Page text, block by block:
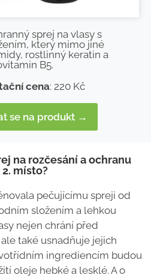
sprej na vlasy s
který mimo jiné
rostlinný keratin a
B5.
cena: 220 Kč
se na produkt →
na rozčesání a ochranu
místo?
pečujícímu spreji od
složením a lehkou
nejen chrání před
také usnadňuje jejich
ingrediencím budou
oleje hebké a lesklé. A o